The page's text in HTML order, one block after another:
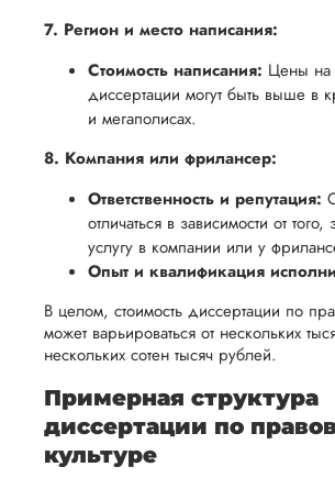
7. Регион и место написания:
Стоимость написания: Цены на
диссертации могут быть выше в
и мегаполисах.
8. Компания или фрилансер:
Ответственность и репутация:
отличаться в зависимости от
услугу в компании или у
Опыт и квалификация
В целом, стоимость диссертации по
может варьироваться от нескольких
нескольких сотен тысяч рублей.
Примерная структура
диссертации по
культуре